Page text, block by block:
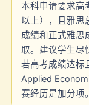
本科申请要求高
以上），且雅思
成绩和正式雅思
取。建议学生尽
若高考成绩达标
Applied
赛经历是加分项。